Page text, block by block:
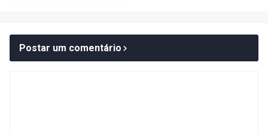
Postar um comentário